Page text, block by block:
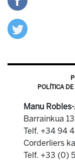
POLÍTICA
Manu
Barrainkua
Telf. +34 94
Corderliers
Telf. +33 (0)